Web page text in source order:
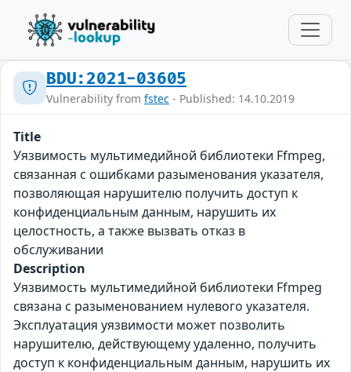
BDU:2021-03605
Vulnerability from fstec - Published: 14.10.2019
Title
Уязвимость мультимедийной библиотеки Ffmpeg,
связанная с ошибками разыменования указателя,
позволяющая нарушителю получить доступ к
конфиденциальным данным, нарушить их
целостность, а также вызвать отказ в
обслуживании
Description
Уязвимость мультимедийной библиотеки Ffmpeg
связана с разыменованием нулевого указателя.
Эксплуатация уязвимости может позволить
нарушителю, действующему удаленно, получить
доступ к конфиденциальным данным, нарушить их